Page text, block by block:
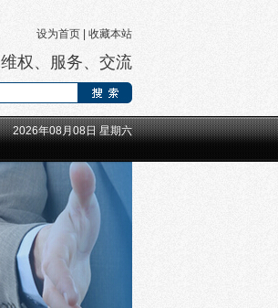
设为首页 收藏本站
权、服务、交流
2026年08月08日 星期六